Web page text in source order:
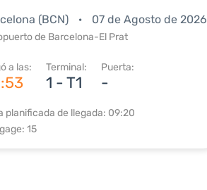
(BCN) 07 de Agosto de 2026
de Barcelona-El Prat
a las: Terminal:
1 - T1
Puerta:
-
planificada de llegada: 09:20
15